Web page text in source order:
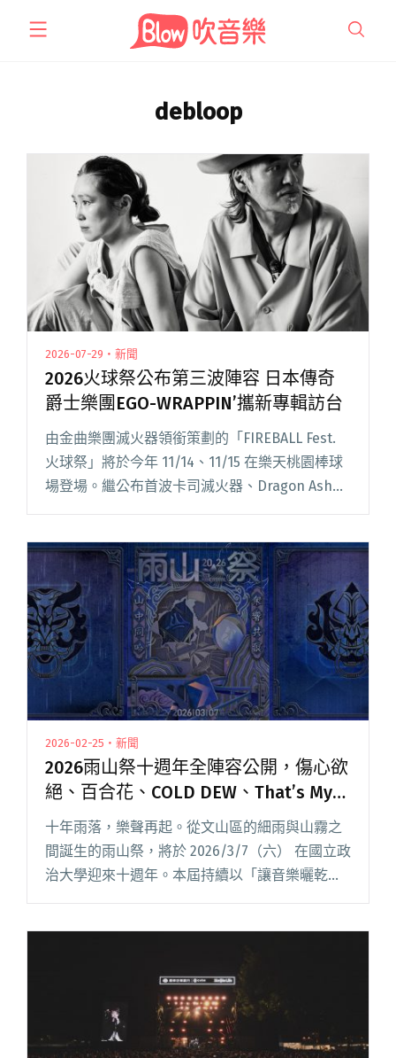
debloop
2026-07-29・新聞
2026火球祭公布第三波陣容 日本傳奇
爵士樂團EGO-WRAPPIN’攜新專輯訪台
由金曲樂團滅火器領銜策劃的「FIREBALL Fest.
火球祭」將於今年 11/14、11/15 在樂天桃園棒球
場登場。繼公布首波卡司滅火器、Dragon Ash，
以及第二波卡司 Sambomaster、Crystal Lake、
傳奇爵士樂團EGO-WRAPPIN’攜新專輯訪台"
2026-02-25・新聞
2026雨山祭十週年全陣容公開，傷心欲
絕、百合花、COLD DEW、That’s My
Shhh等12組演出邀請樂迷重返文山
十年雨落，樂聲再起。從文山區的細雨與山霧之
間誕生的雨山祭，將於 2026/3/7（六） 在國立政
治大學迎來十週年。本屆持續以「讓音樂曬乾雨
容公開，傷心欲絕、百合花、COLD DEW、That’s
My Shhh等12組演出邀請樂迷重返文山"